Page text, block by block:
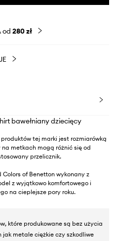
od 280 zł
bawełniany dziecięcy
tej marki jest rozmiarówką
na metkach mogą różnić się od
przelicznik.
of Benetton wykonany z
z wyjątkowo komfortowego i
na cieplejsze pory roku.
które produkowane są bez użycia
metale ciężkie czy szkodliwe